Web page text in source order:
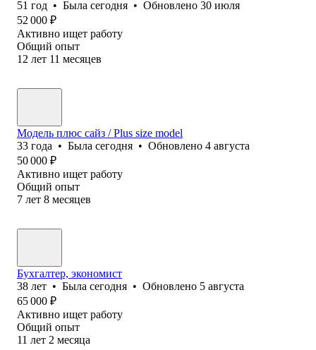
51 год • Была сегодня • Обновлено 30 июля
52 000 ₽
Активно ищет работу
Общий опыт
12 лет 11 месяцев
Модель плюс сайз / Plus size model
33 года • Была сегодня • Обновлено 4 августа
50 000 ₽
Активно ищет работу
Общий опыт
7 лет 8 месяцев
Бухгалтер, экономист
38 лет • Была сегодня • Обновлено 5 августа
65 000 ₽
Активно ищет работу
Общий опыт
11 лет 2 месяца